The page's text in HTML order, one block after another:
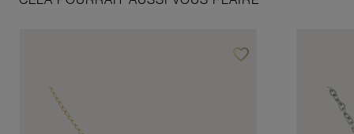
favorite_borderAjouter à vos favoris